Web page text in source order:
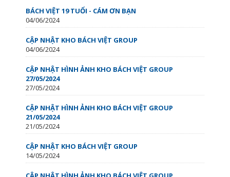
BÁCH VIỆT 19 TUỔI - CÁM ƠN BẠN
04/06/2024
CẬP NHẬT KHO BÁCH VIỆT GROUP
04/06/2024
CẬP NHẬT HÌNH ẢNH KHO BÁCH VIỆT GROUP
27/05/2024
27/05/2024
CẬP NHẬT HÌNH ẢNH KHO BÁCH VIỆT GROUP
21/05/2024
21/05/2024
CẬP NHẬT KHO BÁCH VIỆT GROUP
14/05/2024